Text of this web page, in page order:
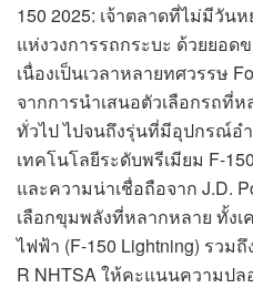
150 2025: เจ้าตลาดที่ไม่มีวัน
แห่งวงการรถกระบะ ด้วยยอ
เนื่องเป็นเวลาหลายทศวรรษ
จากการนำเสนอตัวเลือกรถที่
ทั่วไป ไปจนถึงรุ่นที่มีอุปกรณ์อ
เทคโนโลยีระดับพรีเมียม F-
และความน่าเชื่อถือจาก J.D.
เลือกขุมพลังที่หลากหลาย ทั้งเ
ไฟฟ้า (F-150 Lightning) รวม
R NHTSA ให้คะแนนความปล